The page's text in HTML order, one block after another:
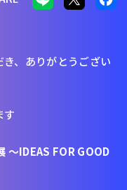
き、ありがとうござい
す
～IDEAS FOR GOOD